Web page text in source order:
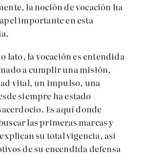
la noción de vocación ha
importante en esta
lato, la vocación es entendida
a cumplir una misión,
vital, un impulso, una
siempre ha estado
Es aquí donde
las primeras marcas y
su total vigencia, así
de su encendida defensa